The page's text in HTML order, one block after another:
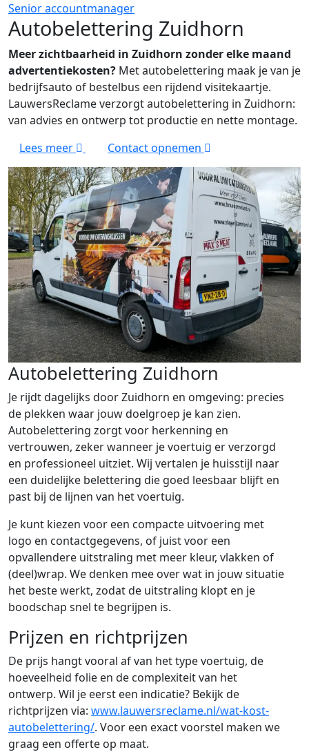
Senior accountmanager
Autobelettering Zuidhorn
Meer zichtbaarheid in Zuidhorn zonder elke maand
advertentiekosten? Met autobelettering maak je van je
bedrijfsauto of bestelbus een rijdend visitekaartje.
LauwersReclame verzorgt autobelettering in Zuidhorn:
van advies en ontwerp tot productie en nette montage.
Lees meer
Contact opnemen
Autobelettering Zuidhorn
Je rijdt dagelijks door Zuidhorn en omgeving: precies
de plekken waar jouw doelgroep je kan zien.
Autobelettering zorgt voor herkenning en
vertrouwen, zeker wanneer je voertuig er verzorgd
en professioneel uitziet. Wij vertalen je huisstijl naar
een duidelijke belettering die goed leesbaar blijft en
past bij de lijnen van het voertuig.
Je kunt kiezen voor een compacte uitvoering met
logo en contactgegevens, of juist voor een
opvallendere uitstraling met meer kleur, vlakken of
(deel)wrap. We denken mee over wat in jouw situatie
het beste werkt, zodat de uitstraling klopt en je
boodschap snel te begrijpen is.
Prijzen en richtprijzen
De prijs hangt vooral af van het type voertuig, de
hoeveelheid folie en de complexiteit van het
ontwerp. Wil je eerst een indicatie? Bekijk de
richtprijzen via: www.lauwersreclame.nl/wat-kost-
autobelettering/. Voor een exact voorstel maken we
graag een offerte op maat.